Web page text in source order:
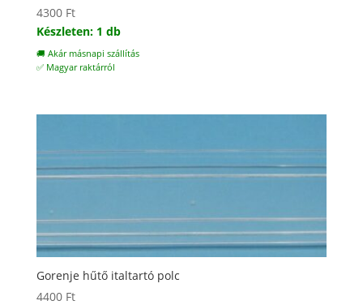
4300 Ft
Készleten: 1 db
🚚 Akár másnapi szállítás
✅ Magyar raktárról
Gorenje hűtő italtartó polc
4400 Ft